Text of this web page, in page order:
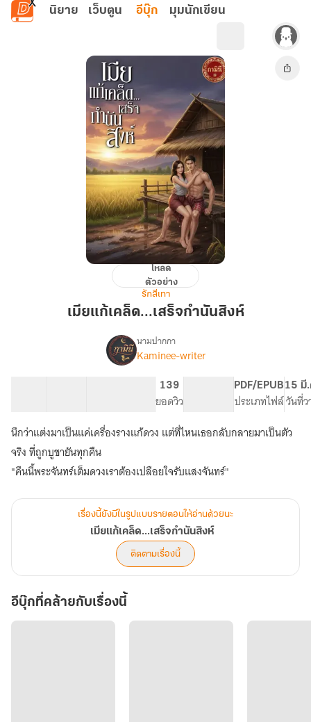
ข้ามไปยังเนื้อหาหลัก
นิยาย เว็บตูน อีบุ๊ก มุมนักเขียน
เคล็ด...เสร็จ
โหลด
ตัวอย่าง
รักสีเทา
เมียแก้เคล็ด...เสร็จกำนันสิงห์
เรื่อง
แก้
เคล็ด...เสร็จ
กำนัน
สิงห์
นามปากกา
Kaminee-writer
139
ยอดวิว
PDF/EPUB
ประเภทไฟล์
15 มี
วันที่ว
นึกว่าแต่งมาเป็นแค่เครื่องรางแก้ดวง แต่ที่ไหนเธอกลับกลายมาเป็นตัว
จริง ที่ถูกบูชายันทุกคืน
"คืนนี้พระจันทร์เต็มดวงเราต้องเปลือยใจรับแสงจันทร์"
เรื่องนี้ยังมีในรูปแบบรายตอนให้อ่านด้วยนะ
เมียแก้เคล็ด...เสร็จกำนันสิงห์
ติดตามเรื่องนี้
อีบุ๊กที่คล้ายกับเรื่องนี้